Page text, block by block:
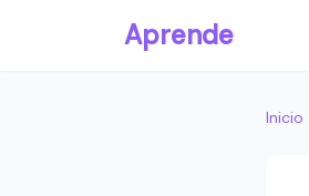
Aprende
Inicio